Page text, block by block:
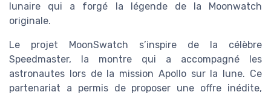
lunaire qui a forgé la légende de la Moonwatch
originale.
Le projet MoonSwatch s’inspire de la célèbre
Speedmaster, la montre qui a accompagné les
astronautes lors de la mission Apollo sur la lune. Ce
partenariat a permis de proposer une offre inédite,